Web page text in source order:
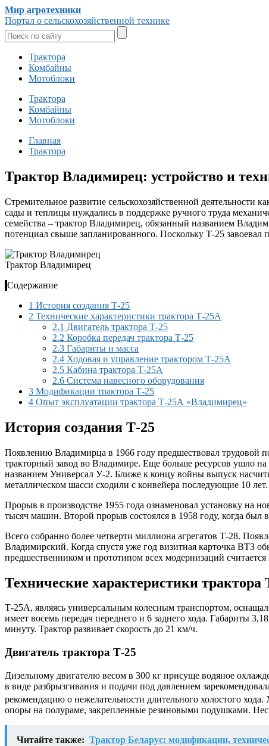
Мир агротехники
Портал о сельскохозяйственной технике
Трактора
Комбайны
Мотоблоки
Трактора
Комбайны
Мотоблоки
Главная
Трактора
Трактор Владимирец: устройство и
Стремительное развитие сельскохозяйственной
сады и теплицы нуждались в поддержке ручного труда
семейства – трактор Владимирец, обязанный названием
потенциал свыше запланированного. Поскольку Т-25
Трактор Владимирец
Содержание
1 История создания Т-25
2 Технические характеристики трактора Т-25А
2.1 Двигатель трактора Т-25
2.2 Коробка передач трактора Т-25
2.3 Габариты и масса
2.4 Ходовая и управление трактором Т-25А
2.5 Кабина трактора Т-25А
2.6 Система навесного оборудования
3 Модификации трактора Т-25
4 Опыт эксплуатации трактора Т-25А «Владимирец»
История создания Т-25
Появлению Владимирца в 1966 году предшествовал трудовой
тракторный завод во Владимире. Еще больше ресурсов ушло
названием Универсал У-2. Ближе к концу войны выпуск
металлическом шасси сходили с конвейера последующие 10 лет.
Прорыв в производстве 1955 года ознаменовал установку на
тысяч машин. Второй прорыв состоялся в 1958 году, когда
Всего собранно более четверти миллиона агрегатов Т-28.
Владимирский. Когда спустя уже год визитная карточка ВТЗ
предшественником и прототипом всех модернизаций
Технические характеристики трактора
Т-25А, являясь универсальным колесным транспортом,
имеет восемь передач переднего и 6 заднего хода. Габариты
минуту. Трактор развивает скорость до 21 км/ч.
Двигатель трактора Т-25
Дизельному двигателю весом в 300 кг присуще водяное
в виде разбрызгивания и подачи под давлением
рекомендацию о нежелательности длительного холостого
опоры на полураме, закрепленные резиновыми подушками.
Читайте также: Трактор Беларус: модификации,